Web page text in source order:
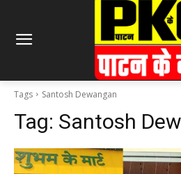
Tags Santosh Dewangan
Tag: Santosh